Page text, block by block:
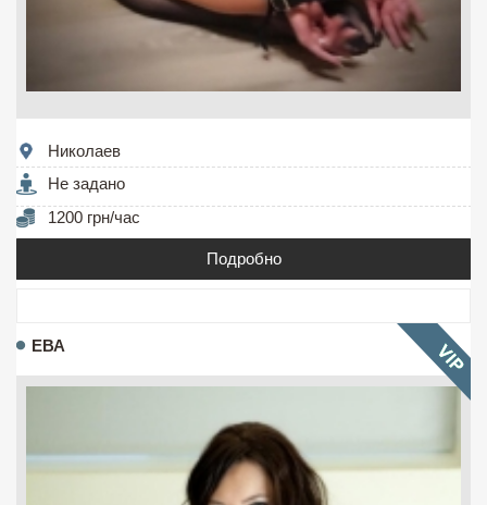
Николаев
Не задано
1200 грн/час
Подробно
ЕВА